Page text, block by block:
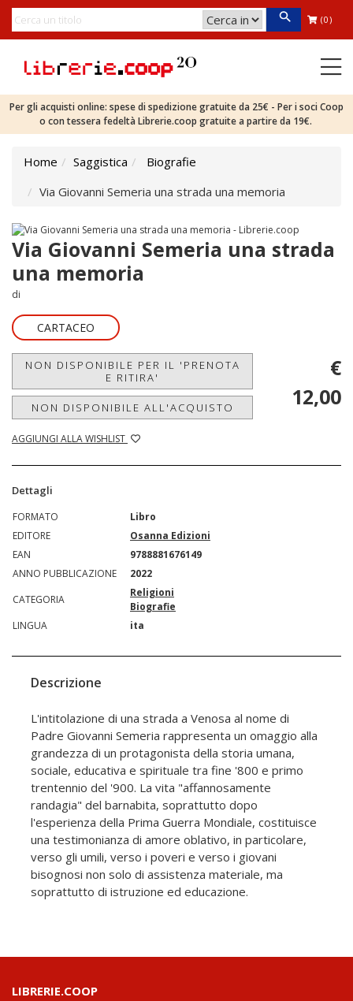
(0)
Per gli acquisti online: spese di spedizione gratuite da 25€ - Per i soci Coop
o con tessera fedeltà Librerie.coop gratuite a partire da 19€.
Home Saggistica
Biografie
Via Giovanni Semeria una strada una memoria
Via Giovanni Semeria una strada
una memoria
di
CARTACEO
NON DISPONIBILE PER IL 'PRENOTA
E RITIRA'
NON DISPONIBILE ALL'ACQUISTO
AGGIUNGI ALLA WISHLIST
€
12,00
Dettagli
FORMATO
Libro
EDITORE
Osanna Edizioni
EAN
9788881676149
ANNO PUBBLICAZIONE
2022
CATEGORIA
Religioni
Biografie
LINGUA
ita
Descrizione
L'intitolazione di una strada a Venosa al nome di
Padre Giovanni Semeria rappresenta un omaggio alla
grandezza di un protagonista della storia umana,
sociale, educativa e spirituale tra fine '800 e primo
trentennio del '900. La vita "affannosamente
randagia" del barnabita, soprattutto dopo
l'esperienza della Prima Guerra Mondiale, costituisce
una testimonianza di amore oblativo, in particolare,
verso gli umili, verso i poveri e verso i giovani
bisognosi non solo di assistenza materiale, ma
soprattutto di istruzione ed educazione.
LIBRERIE.COOP